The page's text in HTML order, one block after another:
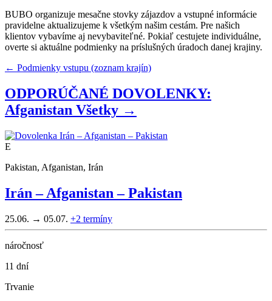
BUBO organizuje mesačne stovky zájazdov a vstupné informácie
pravidelne aktualizujeme k všetkým našim cestám. Pre našich
klientov vybavíme aj nevybaviteľné. Pokiaľ cestujete individuálne,
overte si aktuálne podmienky na príslušných úradoch danej krajiny.
← Podmienky vstupu (zoznam krajín)
ODPORÚČANÉ DOVOLENKY:
Afganistan Všetky →
E
Pakistan, Afganistan, Irán
Irán – Afganistan – Pakistan
25.06. → 05.07. +2 termíny
náročnosť
11 dní
Trvanie